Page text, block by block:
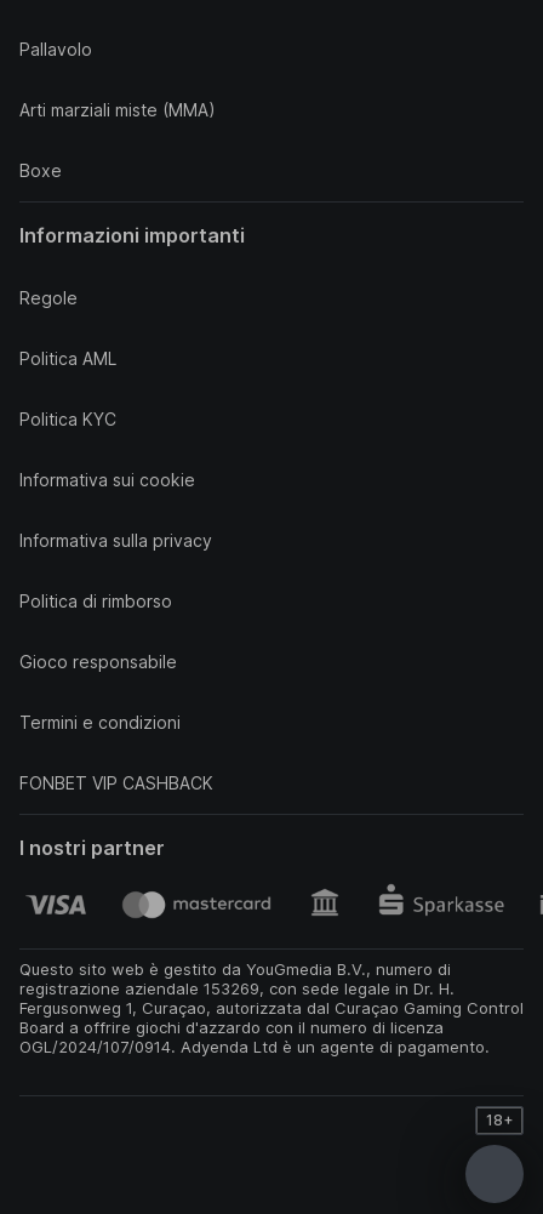
Pallavolo
Arti marziali miste (MMA)
Boxe
Informazioni importanti
Regole
Politica AML
Politica KYC
Informativa sui cookie
Informativa sulla privacy
Politica di rimborso
Gioco responsabile
Termini e condizioni
FONBET VIP CASHBACK
I nostri partner
Questo sito web è gestito da YouGmedia B.V., numero di
registrazione aziendale 153269, con sede legale in Dr. H.
Fergusonweg 1, Curaçao, autorizzata dal Curaçao Gaming Control
Board a offrire giochi d'azzardo con il numero di licenza
OGL/2024/107/0914. Adyenda Ltd è un agente di pagamento.
18+